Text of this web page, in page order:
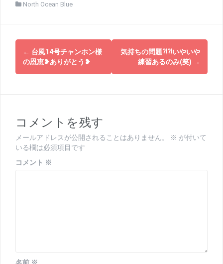
North Ocean Blue
投
稿
ゲ
ー
シ
ョ
← 台風14号チャンホン様
の恩恵❥ありがとう❥
気持ちの問題⁈⁈いやいや
練習あるのみ(笑) →
コメントを残す
メールアドレスが公開されることはありません。 ※ が付いて
いる欄は必須項目です
コメント ※